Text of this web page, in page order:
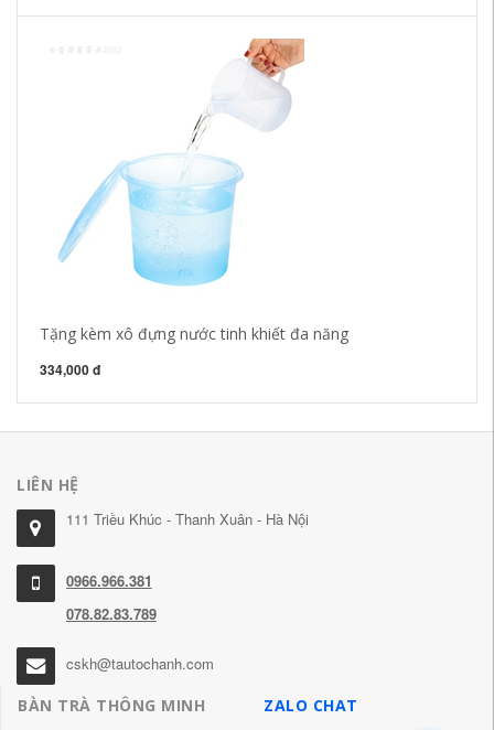
Tặng kèm xô đựng nước tinh khiết đa năng
334,000 đ
LIÊN HỆ
111 Triều Khúc - Thanh Xuân - Hà Nội
0966.966.381
078.82.83.789
cskh@tautochanh.com
BÀN TRÀ THÔNG MINH
ZALO CHAT